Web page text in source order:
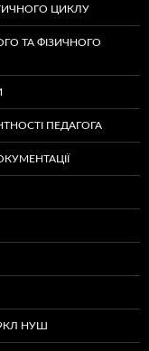
ЦИКЛУ
ТА ФІЗИЧНОГО
ПЕДАГОГА
НУШ